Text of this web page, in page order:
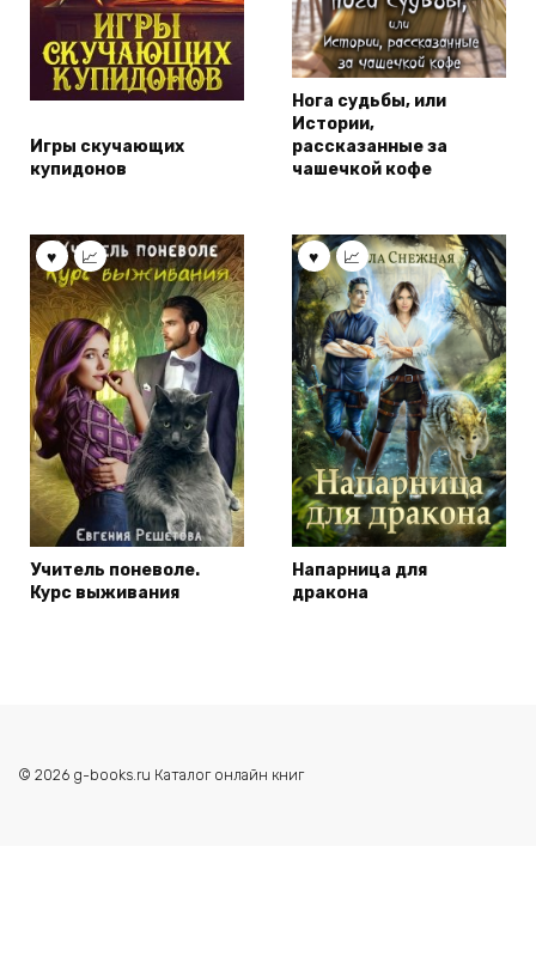
Игры скучающих
купидонов
Нога судьбы, или
Истории,
рассказанные за
чашечкой кофе
Учитель поневоле.
Курс выживания
Напарница для
дракона
© 2026 g-books.ru Каталог онлайн книг